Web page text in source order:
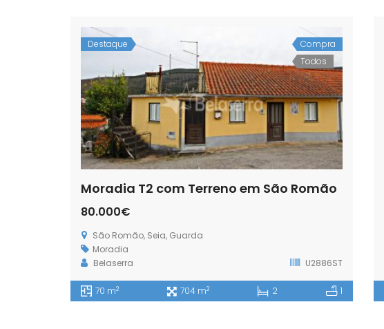
Destaque
Compra
Todos
Moradia T2 com Terreno em São Romão
80.000€
São Romão, Seia, Guarda
Moradia
Belaserra
U2886ST
70 m2 704 m2 2 1